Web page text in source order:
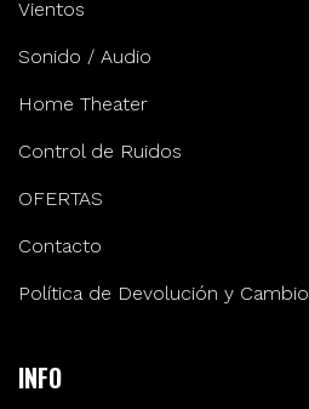
Vientos
Sonido / Audio
Home Theater
Control de Ruidos
OFERTAS
Contacto
Política de Devolución y Cambio
INFO